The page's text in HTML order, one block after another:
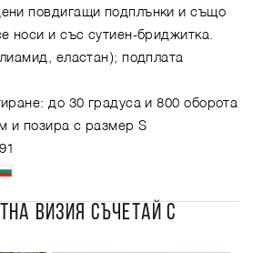
повдигащи подплънки и също
носи и със сутиен-бриджитка.
еластан); подплата
до 30 градуса и 800 оборота
и позира с размер S
ВИЗИЯ СЪЧЕТАЙ С